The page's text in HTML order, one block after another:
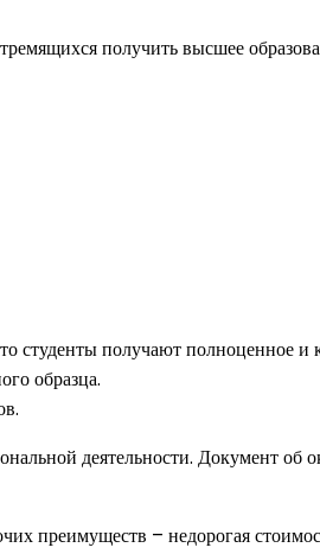
получить высшее
студенты получают полноценное и
образца.
деятельности. Документ об
преимуществ – недорогая